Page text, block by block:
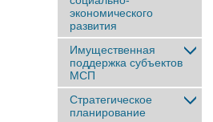
экономического
развития
Имущественная
поддержка субъектов
МСП
Стратегическое
планирование